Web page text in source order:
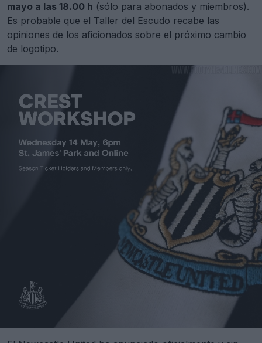
mayo a las 18.00 h (sólo para abonados y miembros).
Es probable que el Taller del Escudo recabe las
opiniones de los aficionados sobre el próximo cambio
de logotipo.